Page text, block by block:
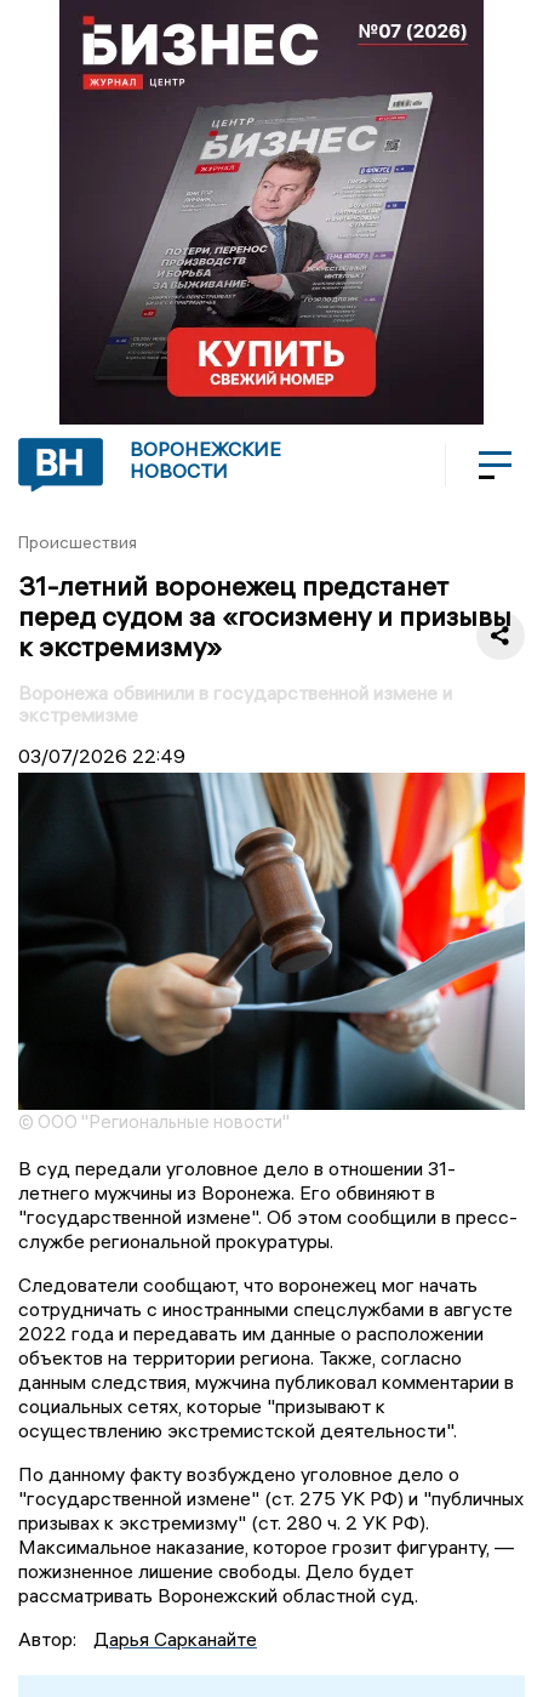
ВОРОНЕЖСКИЕ
НОВОСТИ
Происшествия
31-летний воронежец предстанет
перед судом за «госизмену и призывы
к экстремизму»
Воронежа обвинили в государственной измене и
экстремизме
03/07/2026 22:49
© ООО "Региональные новости"
В суд передали уголовное дело в отношении 31-
летнего мужчины из Воронежа. Его обвиняют в
"государственной измене". Об этом сообщили в пресс-
службе региональной прокуратуры.
Следователи сообщают, что воронежец мог начать
сотрудничать с иностранными спецслужбами в августе
2022 года и передавать им данные о расположении
объектов на территории региона. Также, согласно
данным следствия, мужчина публиковал комментарии в
социальных сетях, которые "призывают к
осуществлению экстремистской деятельности".
По данному факту возбуждено уголовное дело о
"государственной измене" (ст. 275 УК РФ) и "публичных
призывах к экстремизму" (ст. 280 ч. 2 УК РФ).
Максимальное наказание, которое грозит фигуранту, —
пожизненное лишение свободы. Дело будет
рассматривать Воронежский областной суд.
Автор:
Дарья Сарканайте